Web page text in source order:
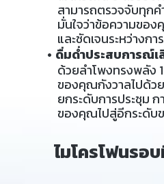
สามารถตรวจจับทุก
มั่นใจว่าข้อความขอ
และชัดเจนระหว่างกา
ดื่มด่ำประสบการณ์เ
ด้วยลำโพงทรงพลัง
ของคุณกังวาลไปด้วย
ยกระดับการประชุม ก
ของคุณไปสู่อีกระดับ
ไมโครโฟนรอ